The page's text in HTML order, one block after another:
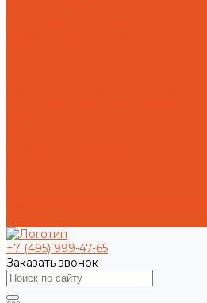
+7 (495) 999-47-65
Заказать звонок